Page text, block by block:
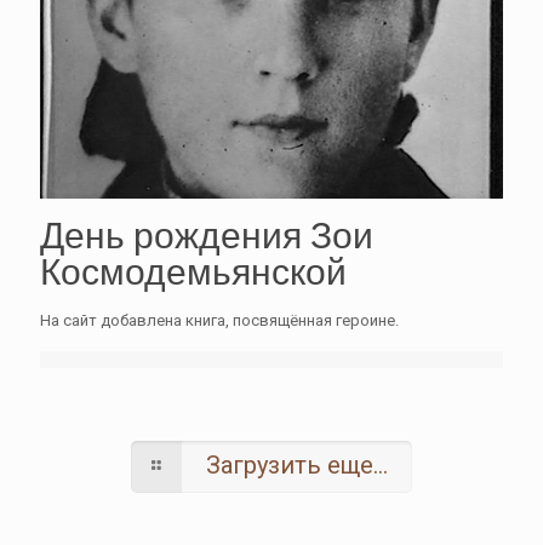
День рождения Зои
Космодемьянской
На сайт добавлена книга, посвящённая героине.
Загрузить еще...